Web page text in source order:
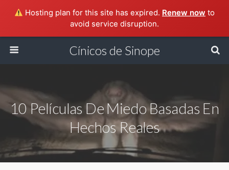
Hosting plan for this site has expired. Renew now to
avoid service disruption.
Cínicos de Sinope
10 Películas De Miedo Basadas En
Hechos Reales